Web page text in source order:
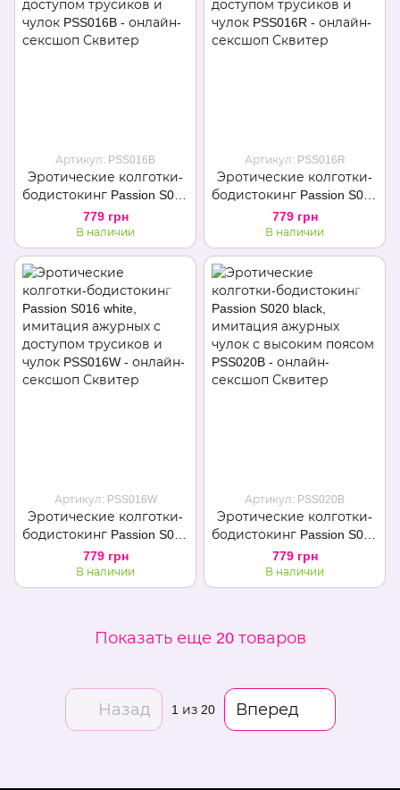
Артикул: PSS016B
Эротические колготки-
бодистокинг Passion S016
black, имитация ажурных
с доступом трусиков и
чулок
779 грн
В наличии
Артикул: PSS016R
Эротические колготки-
бодистокинг Passion S016
red, имитация ажурных с
доступом трусиков и
чулок
779 грн
В наличии
Артикул: PSS016W
Эротические колготки-
бодистокинг Passion S016
white, имитация ажурных
с доступом трусиков и
чулок
779 грн
В наличии
Артикул: PSS020B
Эротические колготки-
бодистокинг Passion S020
black, имитация ажурных
чулок с высоким поясом
779 грн
В наличии
Показать еще 20 товаров
Назад 1 из 20 Вперед